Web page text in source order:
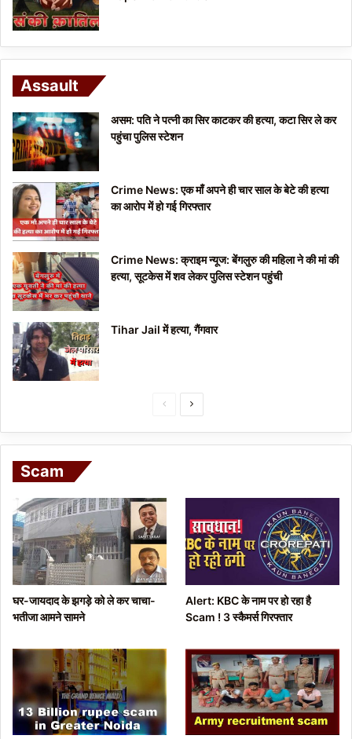
Assault
असम: पति ने पत्नी का सिर काटकर की हत्या, कटा सिर ले कर
पहुंचा पुलिस स्टेशन
Crime News: एक माँ अपने ही चार साल के बेटे की हत्या
का आरोप में हो गई गिरफ्तार
Crime News: क्राइम न्यूज: बेंगलुरु की महिला ने की मां की
हत्या, सूटकेस में शव लेकर पुलिस स्टेशन पहुंची
Tihar Jail में हत्या, गैंगवार
e
u
p
e
x
g
e
Scam
घर-जायदाद के झगड़े को ले कर चाचा-
भतीजा आमने सामने
Alert: KBC के नाम पर हो रहा है
Scam ! 3 स्कैमर्स गिरफ्तार